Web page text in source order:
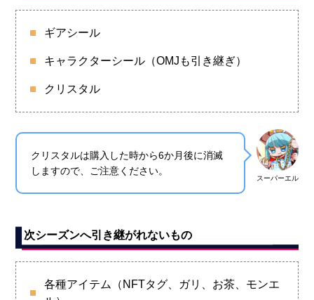
ギアシール
キャラクターシール（OMJも引き継ぎ）
クリスタル
スーパーエル
クリスタルは購入した時から6か月後に消滅
しますので、ご注意ください。
次シーズンへ引き継がれないもの
各種アイテム（NFTタグ、ガリ、お茶、モンエ